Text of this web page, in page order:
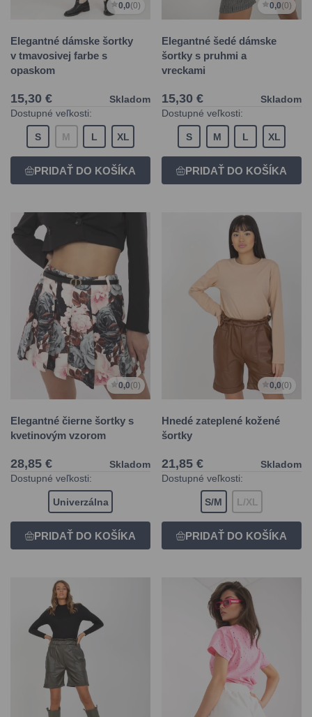
0,0(0)
Elegantné dámske šortky
v tmavosivej farbe s
opaskom
15,30 €
Skladom
Dostupné veľkosti:
S M L XL
0,0(0)
Elegantné šedé dámske
šortky s pruhmi a
vreckami
15,30 €
Skladom
Dostupné veľkosti:
S M L XL
0,0(0)
Elegantné čierne šortky s
kvetinovým vzorom
28,85 €
Skladom
Dostupné veľkosti:
Univerzálna
0,0(0)
Hnedé zateplené kožené
šortky
21,85 €
Skladom
Dostupné veľkosti:
S/M L/XL